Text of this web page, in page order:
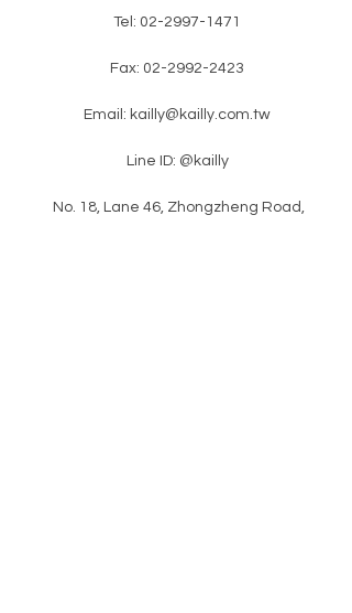
Tel: 02-2997-1471
Fax: 02-2992-2423
Email: kailly@kailly.com.tw
Line ID: @kailly
​ No. 18, Lane 46, Zhongzheng Road,